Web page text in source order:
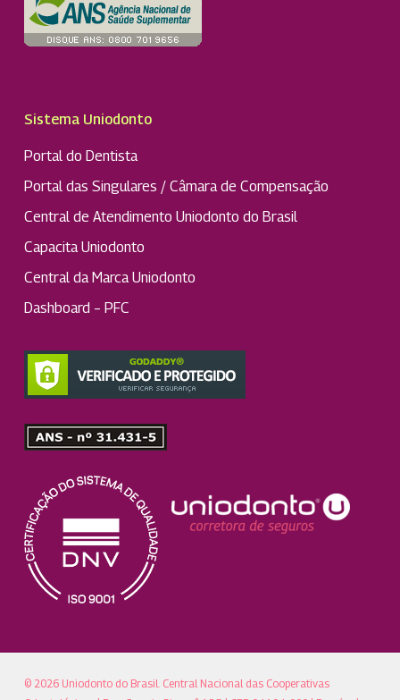
Sistema Uniodonto
Portal do Dentista
Portal das Singulares / Câmara de Compensação
Central de Atendimento Uniodonto do Brasil
Capacita Uniodonto
Central da Marca Uniodonto
Dashboard – PFC
© 2026 Uniodonto do Brasil. Central Nacional das Cooperativas